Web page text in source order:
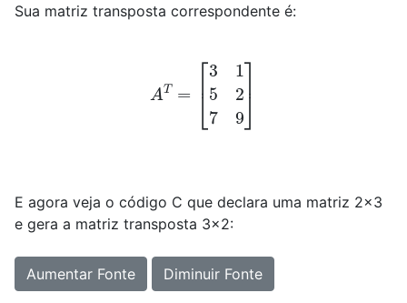
Sua matriz transposta correspondente é:
15 79
E agora veja o código C que declara uma matriz 2x3
e gera a matriz transposta 3x2:
Aumentar Fonte Diminuir Fonte